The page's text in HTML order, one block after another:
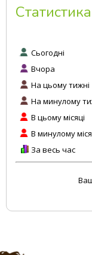
Сьогодні
Вчора
На цьому тижні
На минулому
В цьому місяці
В минулому
За весь час